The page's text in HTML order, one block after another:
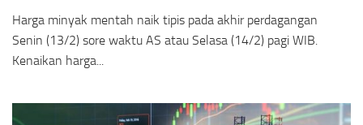
Harga minyak mentah naik tipis pada akhir perdagangan
Senin (13/2) sore waktu AS atau Selasa (14/2) pagi WIB.
Kenaikan harga...